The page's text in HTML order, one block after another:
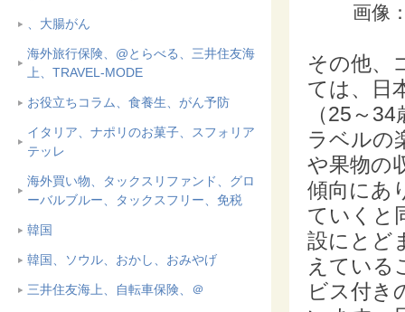
、大腸がん
海外旅行保険、@とらべる、三井住友海
上、TRAVEL-MODE
お役立ちコラム、食養生、がん予防
イタリア、ナポリのお菓子、スフォリア
テッレ
海外買い物、タックスリファンド、グロ
ーバルブルー、タックスフリー、免税
韓国
韓国、ソウル、おかし、おみやげ
三井住友海上、自転車保険、＠
画像
その他、
ては、日
（25～
ラベルの
や果物の
傾向にあ
ていくと
設にとど
えている
ビス付き